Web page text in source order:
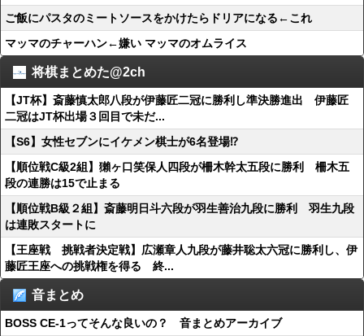
ご飯にパスタのミートソースをかけたらドリアになる←これ
マッマのチャーハン←嫌い マッマのオムライス
将棋まとめた@2ch
【JT杯】斎藤慎太郎八段が伊藤匠二冠に勝利し準決勝進出 伊藤匠
二冠はJT杯出場３回目で未だ...
【S6】女性セブンにイケメン棋士が6名登場⁉
【順位戦C級2組】獺ヶ口笑保人四段が柵木幹太五段に勝利 柵木五
段の連勝は15で止まる
【順位戦B級２組】斎藤明日斗六段が羽生善治九段に勝利 羽生九段
は連敗スタートに
【王座戦 挑戦者決定戦】広瀬章人九段が藤井聡太六冠に勝利し、伊
藤匠王座への挑戦権を得る 終...
音まとめ
BOSS CE-1ってそんな良いの？ 音まとめアーカイブ